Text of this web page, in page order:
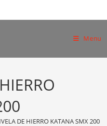
Menu
DE HIERRO KATANA SMX 200